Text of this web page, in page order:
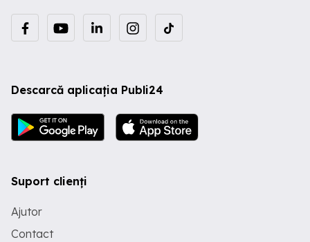
Descarcă aplicația Publi24
Suport clienți
Ajutor
Contact